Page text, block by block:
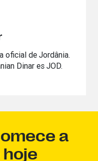
oficial de Jordânia.
Dinar es JOD.
a